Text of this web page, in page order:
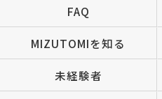
FAQ
MIZUTOMIを知る
未経験者